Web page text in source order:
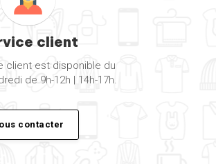
client
client est disponible du
de 9h-12h | 14h-17h.
contacter